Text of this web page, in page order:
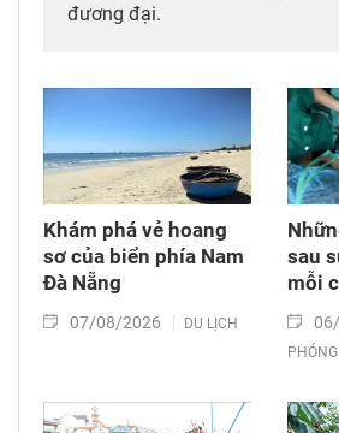
đương đại.
Khám phá vẻ hoang
sơ của biển phía Nam
Đà Nẵng
07/08/2026 DU LỊCH
sau
mỗi